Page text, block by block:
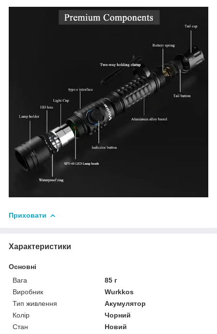
Приховати
Характеристики
Основні
Вага
85 г
Виробник
Wurkkos
Тип живлення
Акумулятор
Колір
Чорний
Стан
Новий